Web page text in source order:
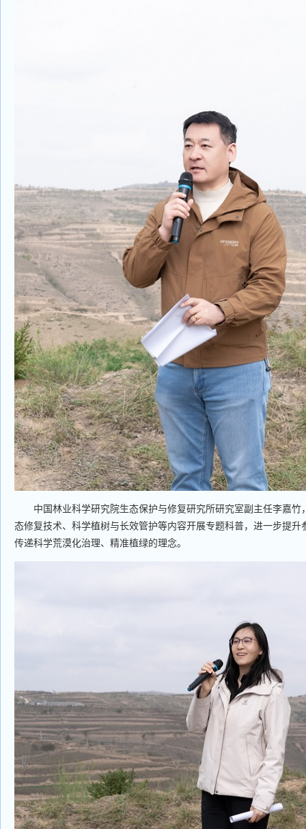
中国林业科学研究院生态保护与修复研究所研究室副主任李嘉竹
态修复技术、科学植树与长效管护等内容开展专题科普，进一步提升
传递科学荒漠化治理、精准植绿的理念。